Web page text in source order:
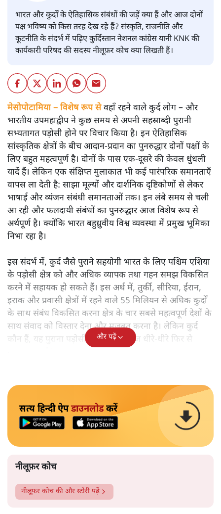
भारत और कुर्दों के ऐतिहासिक संबंधों की जड़ें क्या हैं और आज दोनों
पक्ष भविष्य को किस तरह देख रहे हैं? संस्कृति, राजनीति और
कूटनीति के संदर्भ में पढ़िए कुर्दिस्तान नेशनल कांग्रेस यानी KNK की
कार्यकारी परिषद की सदस्य नीलूफ़र कोच क्या लिखती हैं।
मेसोपोटामिया – विशेष रूप सेवहाँ रहने वाले कुर्द लोग – और
भारतीय उपमहाद्वीप ने कुछ समय से अपनी सहस्राब्दी पुरानी
सभ्यतागत पड़ोसी होने पर विचार किया है। इन ऐतिहासिक
सांस्कृतिक क्षेत्रों के बीच आदान-प्रदान का पुनरुद्धार दोनों पक्षों के
लिए बहुत महत्वपूर्ण है। दोनों के पास एक-दूसरे की केवल धुंधली
यादें हैं। लेकिन एक संक्षिप्त मुलाकात भी कई पारंपरिक समानताएँ
वापस ला देती है: साझा मूल्यों और दार्शनिक दृष्टिकोणों से लेकर
भाषाई और व्यंजन संबंधी समानताओं तक। इन लंबे समय से चली
आ रही और फलदायी संबंधों का पुनरुद्धार आज विशेष रूप से
अर्थपूर्ण है। क्योंकि भारत बहुध्रुवीय विश्व व्यवस्था में प्रमुख भूमिका
निभा रहा है।
इस संदर्भ में, कुर्द जैसे पुराने सहयोगी भारत के लिए पश्चिम एशिया
के पड़ोसी क्षेत्र को और अधिक व्यापक तथा गहन समझ विकसित
करने में सहायक हो सकते हैं। इस अर्थ में, तुर्की, सीरिया, ईरान,
इराक और प्रवासी क्षेत्रों में रहने वाले 55 मिलियन से अधिक कुर्दों
के साथ संबंध विकसित करना क्षेत्र के चार सबसे महत्वपूर्ण देशों के
साथ संवाद को विस्तार देना और मजबूत करना है। लेकिन कुर्द
कौन हैं, यह पुराना पड़ोसी जिसे भारत आज धीरे-धीरे फिर से
और पढ़ें
सत्य हिन्दी ऐपडाउनलोडकरें
नीलूफ़र कोच
नीलूफ़र कोच की और स्टोरी पढ़ें